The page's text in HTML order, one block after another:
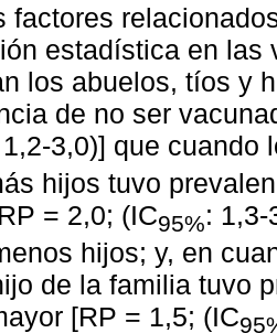
factores
estadística en las
los abuelos, tíos y
de no ser
3,0)] que cuando
hijos tuvo
= 2,0; (IC95%:
hijos; y, en
de la familia tuvo
[RP = 1,5; (IC